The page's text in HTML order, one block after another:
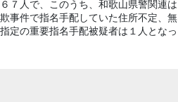
７人で、このうち、和歌山県警関連は
事件で指名手配していた住所不定、無
定の重要指名手配被疑者は１人となっ